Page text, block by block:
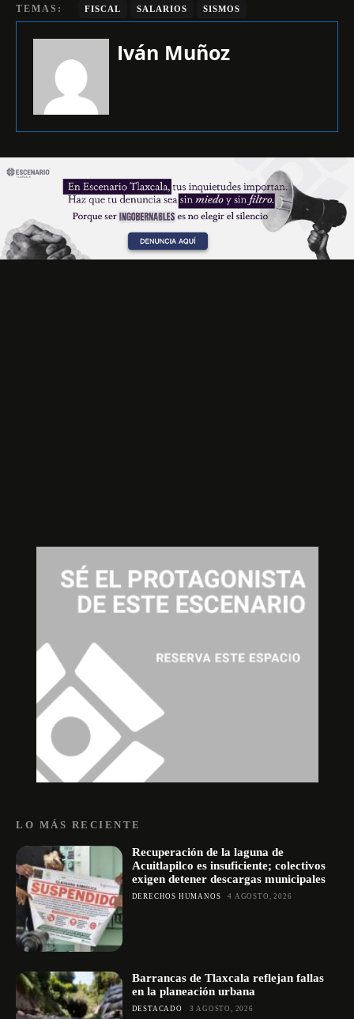
TEMAS: FISCAL SALARIOS SISMOS
Iván Muñoz
LO MÁS RECIENTE
Recuperación de la laguna de
Acuitlapilco es insuficiente; colectivos
exigen detener descargas municipales
DERECHOS HUMANOS 4 AGOSTO, 2026
Barrancas de Tlaxcala reflejan fallas
en la planeación urbana
DESTACADO 3 AGOSTO, 2026